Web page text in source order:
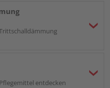
entdecken